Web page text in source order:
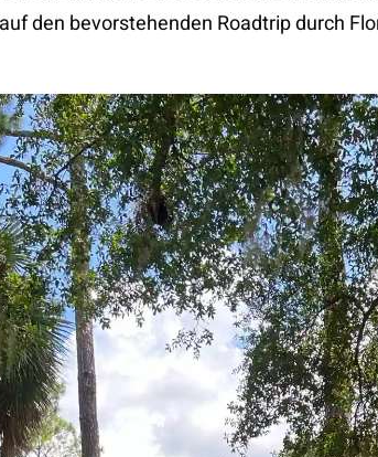
den bevorstehenden Roadtrip durch